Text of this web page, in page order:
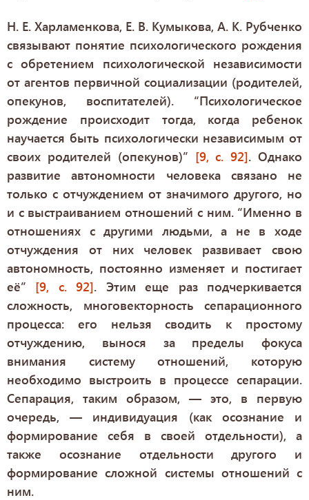
Н. Е. Харламенкова, Е. В. Кумыкова, А. К. Рубченко
связывают понятие психологического рождения
с обретением психологической независимости
от агентов первичной социализации (родителей,
опекунов, воспитателей). “Психологическое
рождение происходит тогда, когда ребенок
научается быть психологически независимым от
своих родителей (опекунов)” [9, с. 92]. Однако
развитие автономности человека связано не
только с отчуждением от значимого другого, но
и с выстраиванием отношений с ним. “Именно в
отношениях с другими людьми, а не в ходе
отчуждения от них человек развивает свою
автономность, постоянно изменяет и постигает
её” [9, с. 92]. Этим еще раз подчеркивается
сложность, многовекторность сепарационного
процесса: его нельзя сводить к простому
отчуждению, вынося за пределы фокуса
внимания систему отношений, которую
необходимо выстроить в процессе сепарации.
Сепарация, таким образом, — это, в первую
очередь, — индивидуация (как осознание и
формирование себя в своей отдельности), а
также осознание отдельности другого и
формирование сложной системы отношений с
ним.